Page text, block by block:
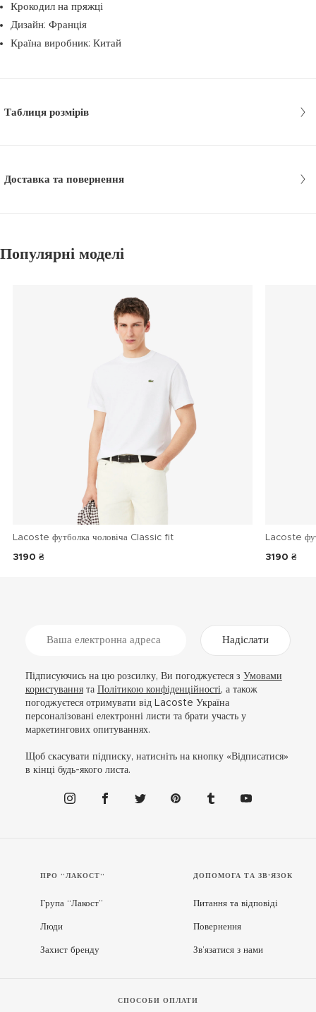
Крокодил на пряжці
Дизайн: Франція
Країна виробник: Китай
Таблиця розмірів
Доставка та повернення
Популярні моделі
Lacoste футболка чоловіча Classic fit
3190 ₴
Lacoste
3190 ₴
Надіслати
Підписуючись на цю розсилку, Ви погоджуєтеся з Умовами
користуваннята Політикою конфіденційності, а також
погоджуєтеся отримувати від Lacoste Україна
персоналізовані електронні листи та брати участь у
маркетингових опитуваннях.
Щоб скасувати підписку, натисніть на кнопку «Відписатися»
в кінці будь-якого листа.
ПРО “ЛАКОСТ”
Група “Лакост”
Люди
Захист бренду
ДОПОМОГА ТА ЗВ'ЯЗОК
Питання та відповіді
Повернення
Зв’язатися з нами
СПОСОБИ ОПЛАТИ